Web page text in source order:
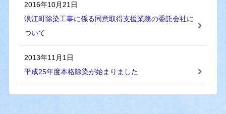
2016年10月21日
浪江町除染工事に係る同意取得支援業務の委託会社に
ついて
2013年11月1日
平成25年度本格除染が始まりました